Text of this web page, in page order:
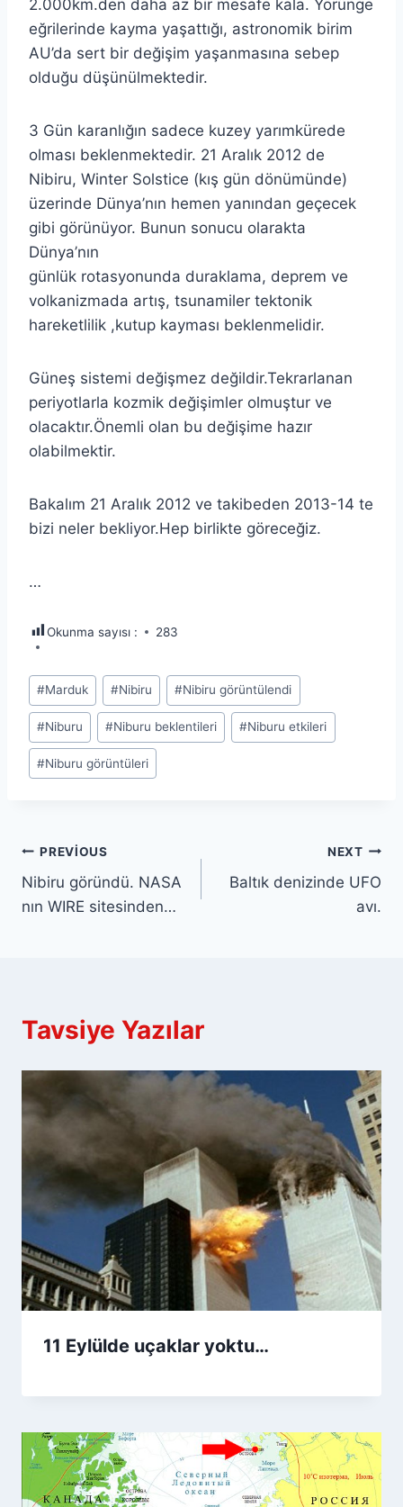
2.000km.den daha az bir mesafe kala. Yörünge
eğrilerinde kayma yaşattığı, astronomik birim
AU’da sert bir değişim yaşanmasına sebep
olduğu düşünülmektedir.
3 Gün karanlığın sadece kuzey yarımkürede
olması beklenmektedir. 21 Aralık 2012 de
Nibiru, Winter Solstice (kış gün dönümünde)
üzerinde Dünya’nın hemen yanından geçecek
gibi görünüyor. Bunun sonucu olarakta
Dünya’nın
günlük rotasyonunda duraklama, deprem ve
volkanizmada artış, tsunamiler tektonik
hareketlilik ,kutup kayması beklenmelidir.
Güneş sistemi değişmez değildir.Tekrarlanan
periyotlarla kozmik değişimler olmuştur ve
olacaktır.Önemli olan bu değişime hazır
olabilmektir.
Bakalım 21 Aralık 2012 ve takibeden 2013-14 te
bizi neler bekliyor.Hep birlikte göreceğiz.
…
Okunma sayısı : 283
Post
Tags:
#Marduk #Nibiru #Nibiru görüntülendi
#Niburu #Niburu beklentileri #Niburu etkileri
#Niburu görüntüleri
Yazı
gezinmesi
PREVIOUS
Nibiru göründü. NASA
nın WIRE sitesinden…
NEXT
Baltık denizinde UFO
avı.
Tavsiye Yazılar
11 Eylülde uçaklar yoktu…